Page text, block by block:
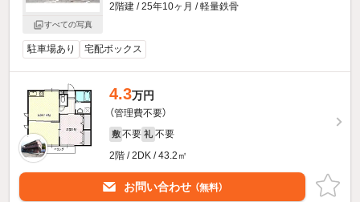
すべての写真
2階建 / 25年10ヶ月 / 軽量鉄骨
駐車場あり 宅配ボックス
4.3万円
（管理費不要）
敷 不要 礼 不要
2階 / 2DK / 43.2㎡
お問い合わせ （無料）